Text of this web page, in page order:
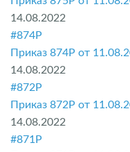
14.08.2022
#874P
Приказ 874P от
14.08.2022
#872Р
Приказ 872Р от
14.08.2022
#871P